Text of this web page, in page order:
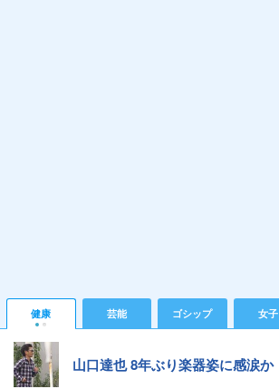
健康 芸能 ゴシップ 女子
山口達也 8年ぶり楽器姿に感涙か